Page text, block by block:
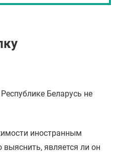
Беларусь не
иностранным
является ли он